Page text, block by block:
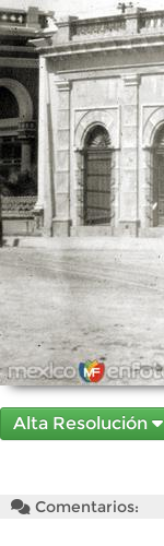
Alta Resolución
Comentarios: